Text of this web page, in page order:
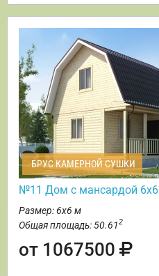
БРУС КАМЕРНОЙ СУШКИ
№11 Дом с мансардой 6х6
Размер: 6х6 м
Общая площадь: 50.612
от 1067500